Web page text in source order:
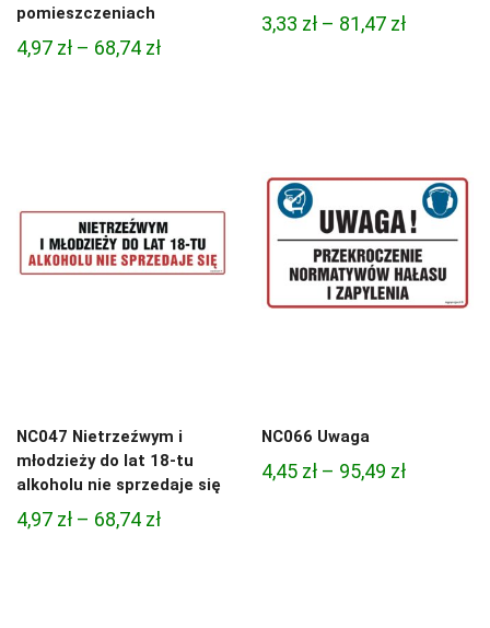
pomieszczeniach
4,97 zł – 68,74 złZakres
3,33 zł – 81,47 złZakres
NC047 Nietrzeźwym i
młodzieży do lat 18-tu
alkoholu nie sprzedaje się
4,97 zł – 68,74 złZakres
NC066 Uwaga
4,45 zł – 95,49 złZakres